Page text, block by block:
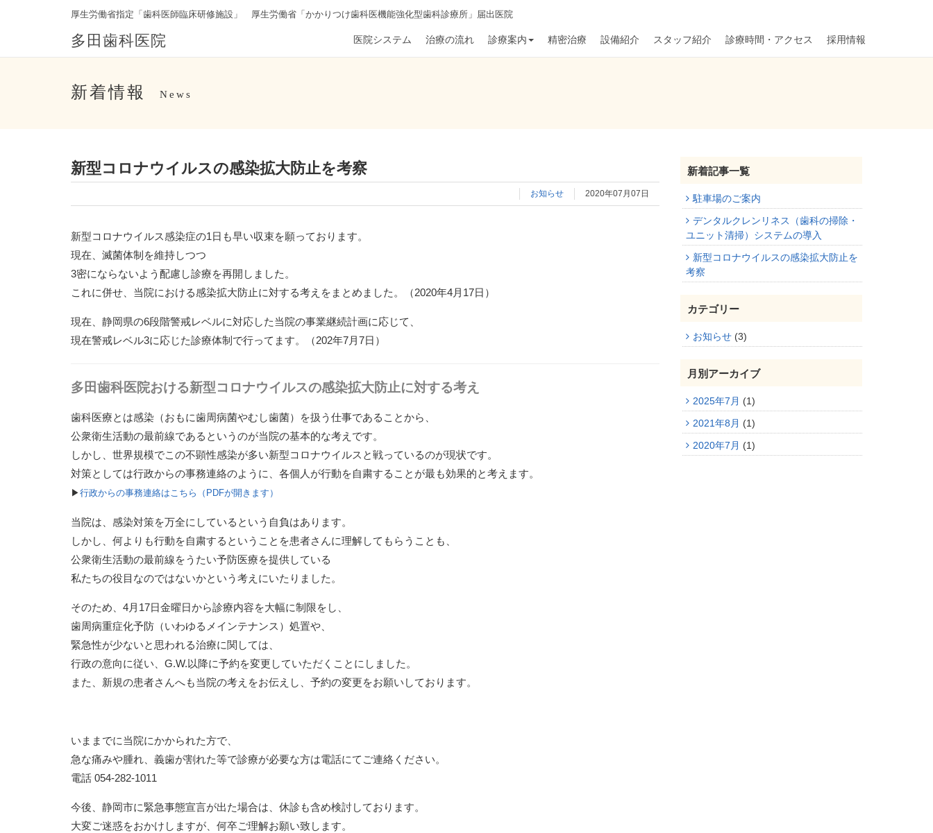
厚生労働省指定「歯科医師臨床研修施設」 厚生労働省「かかりつけ歯科医機能強化型歯科診療所」届出医院
多田歯科医院 医院システム 治療の流れ 診療案内 精密治療 設備紹介 スタッフ紹介 診療時間・アクセス 採用情報
新着情報 News
新型コロナウイルスの感染拡大防止を考察
2020年07月07日
お知らせ
新型コロナウイルス感染症の1日も早い収束を願っております。
現在、滅菌体制を維持しつつ
3密にならないよう配慮し診療を再開しました。
これに併せ、当院における感染拡大防止に対する考えをまとめました。（2020年4月17日）
現在、静岡県の6段階警戒レベルに対応した当院の事業継続計画に応じて、
現在警戒レベル3に応じた診療体制で行ってます。（202年7月7日）
多田歯科医院おける新型コロナウイルスの感染拡大防止に対する考え
歯科医療とは感染（おもに歯周病菌やむし歯菌）を扱う仕事であることから、
公衆衛生活動の最前線であるというのが当院の基本的な考えです。
しかし、世界規模でこの不顕性感染が多い新型コロナウイルスと戦っているのが現状です。
対策としては行政からの事務連絡のように、 各個人が行動を自粛すること が最も効果的と考えます。
▶行政からの事務連絡はこちら（PDFが開きます）
当院は、感染対策を万全にしているという自負はあります。
しかし、何よりも行動を自粛するということを患者さんに理解してもらうこと も、
公衆衛生活動の最前線をうたい予防医療を提供している
私たちの役目なのではないかという考えにいたりました。
そのため、 4月 17日金曜日から診療内容を大幅に制限をし、
歯周病重症化予防（いわゆるメインテナンス）処置や、
緊急性が少ないと思われる治療に関しては、
行政の意向に従い、 G.W.以降に予約を変更していただくことにしました。
また、新規の患者さんへも当院の考えをお伝えし、予約の変更をお願いしております。
いままでに当院にかかられた方で、
急な痛みや腫れ、義歯が割れた等で診療が必要な方は電話にてご連絡ください。
電話 054-282-1011
今後、静岡市に緊急事態宣言が出た場合は、休診も含め検討しております。
大変ご迷惑をおかけしますが、何卒ご理解お願い致します。
新着記事一覧
駐車場のご案内
デンタルクレンリネス（歯科の掃除・
ユニット清掃）システムの導入
新型コロナウイルスの感染拡大防止を
考察
カテゴリー
お知らせ(3)
月別アーカイブ
2025年7月 (1)
2021年8月 (1)
2020年7月 (1)